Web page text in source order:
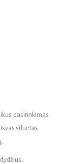
pasirinkimas
siluetas